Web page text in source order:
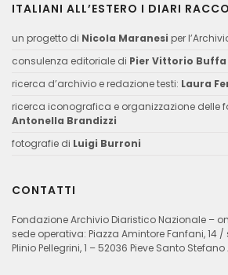
ITALIANI ALL’ESTERO I DIARI
un progetto di Nicola Maranesi per
consulenza editoriale di Pier Vittorio Buffa
ricerca d’archivio e redazione testi: Laura
ricerca iconografica e organizzazione delle
Antonella Brandizzi
fotografie di Luigi Burroni
CONTATTI
Fondazione Archivio Diaristico Nazionale –
sede operativa: Piazza Amintore Fanfani, 14 /
Plinio Pellegrini, 1 – 52036 Pieve Santo Stefano